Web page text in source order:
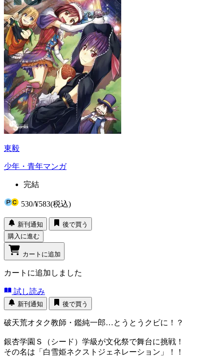
東毅
少年・青年マンガ
完結
530/¥583(税込)
新刊通知
後で買う
購入に進む
カートに追加
カートに追加しました
試し読み
新刊通知 後で買う
破天荒オタク教師・鑑純一郎…とうとうクビに！？
銀杏学園Ｓ（シード）学級が文化祭で舞台に挑戦！
その名は「白雪姫ネクストジェネレーション」！！